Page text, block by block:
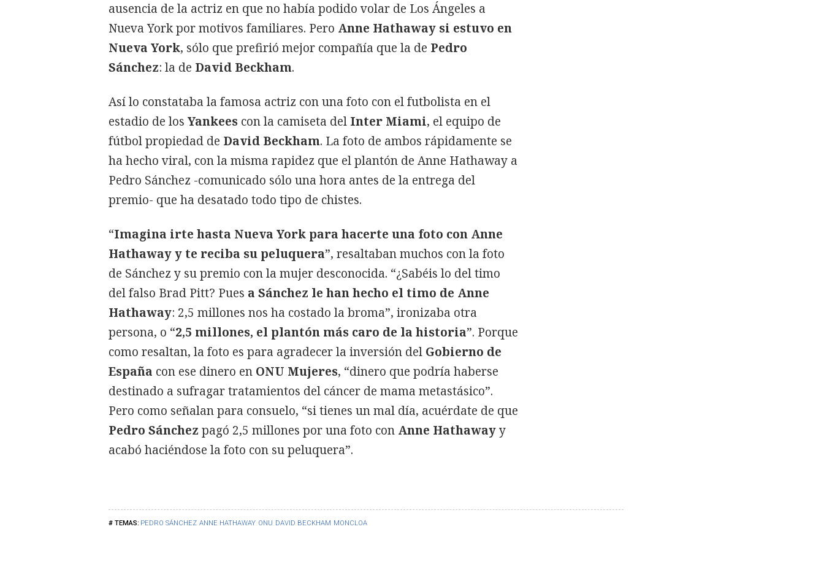
PEDRO SÁNCHEZ ANNE HATHAWAY ONU DAVID BECKHAM MONCLOA
ausencia de la actriz en que no había podido volar de Los Ángeles a
Nueva York por motivos familiares. Pero Anne Hathaway si estuvo en
Nueva York, sólo que prefirió mejor compañía que la de Pedro
Sánchez: la de David Beckham.
Así lo constataba la famosa actriz con una foto con el futbolista en el
estadio de los Yankees con la camiseta del Inter Miami, el equipo de
fútbol propiedad de David Beckham. La foto de ambos rápidamente se
ha hecho viral, con la misma rapidez que el plantón de Anne Hathaway a
Pedro Sánchez -comunicado sólo una hora antes de la entrega del
premio- que ha desatado todo tipo de chistes.
“Imagina irte hasta Nueva York para hacerte una foto con Anne
Hathaway y te reciba su peluquera”, resaltaban muchos con la foto
de Sánchez y su premio con la mujer desconocida. “¿Sabéis lo del timo
del falso Brad Pitt? Pues a Sánchez le han hecho el timo de Anne
Hathaway: 2,5 millones nos ha costado la broma”, ironizaba otra
persona, o “2,5 millones, el plantón más caro de la historia”. Porque
como resaltan, la foto es para agradecer la inversión del Gobierno de
España con ese dinero en ONU Mujeres, “dinero que podría haberse
destinado a sufragar tratamientos del cáncer de mama metastásico”.
Pero como señalan para consuelo, “si tienes un mal día, acuérdate de que
Pedro Sánchez pagó 2,5 millones por una foto con Anne Hathawayy
acabó haciéndose la foto con su peluquera”.